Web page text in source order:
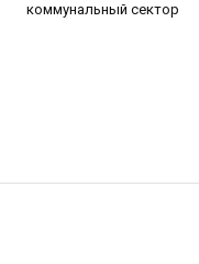
коммунальный сектор